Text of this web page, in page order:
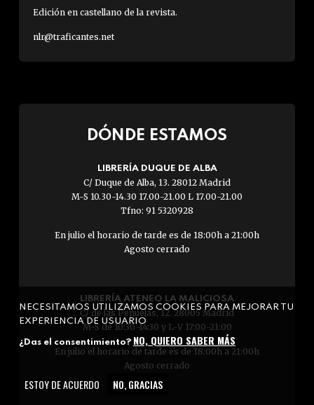
Edición en castellano de la revista.
nlr@traficantes.net
DÓNDE ESTAMOS
LIBRERÍA DUQUE DE ALBA
C/ Duque de Alba, 13. 28012 Madrid
M-S 10.30-14.30 17.00-21.00 L 17.00-21.00
Tfno: 91 5320928
En julio el horario de tarde es de 18:00h a 21:00h
Agosto cerrado
LIBRERÍA ATENEO LA MALICIOSA
C/ de las Peñuelas, 12. 28005 Madrid
M-S de 10:30-14:30 y L-V 17:00-21:00
En julio el horario de tarde es de 18:00h a 21:00h
Agosto cerrado
NECESITAMOS UTILIZAMOS COOKIES PARA MEJORAR TU
EXPERIENCIA DE USUARIO
¿Das el consentimiento? NO, QUIERO SABER MÁS
ESTOY DE ACUERDO NO, GRACIAS